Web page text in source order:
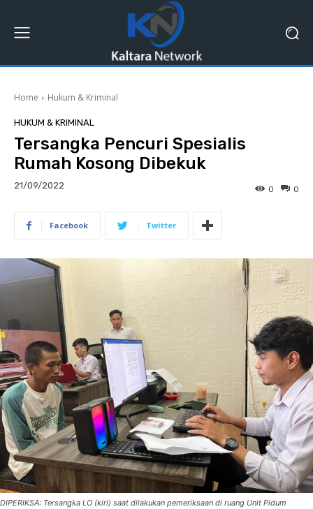
Home Hukum & Kriminal
HUKUM & KRIMINAL
Tersangka Pencuri Spesialis
Rumah Kosong Dibekuk
21/09/2022 0
0
Facebook Twitter
DIPERIKSA: Tersangka LO (kiri) saat dilakukan pemeriksaan di ruang Unit Pidum